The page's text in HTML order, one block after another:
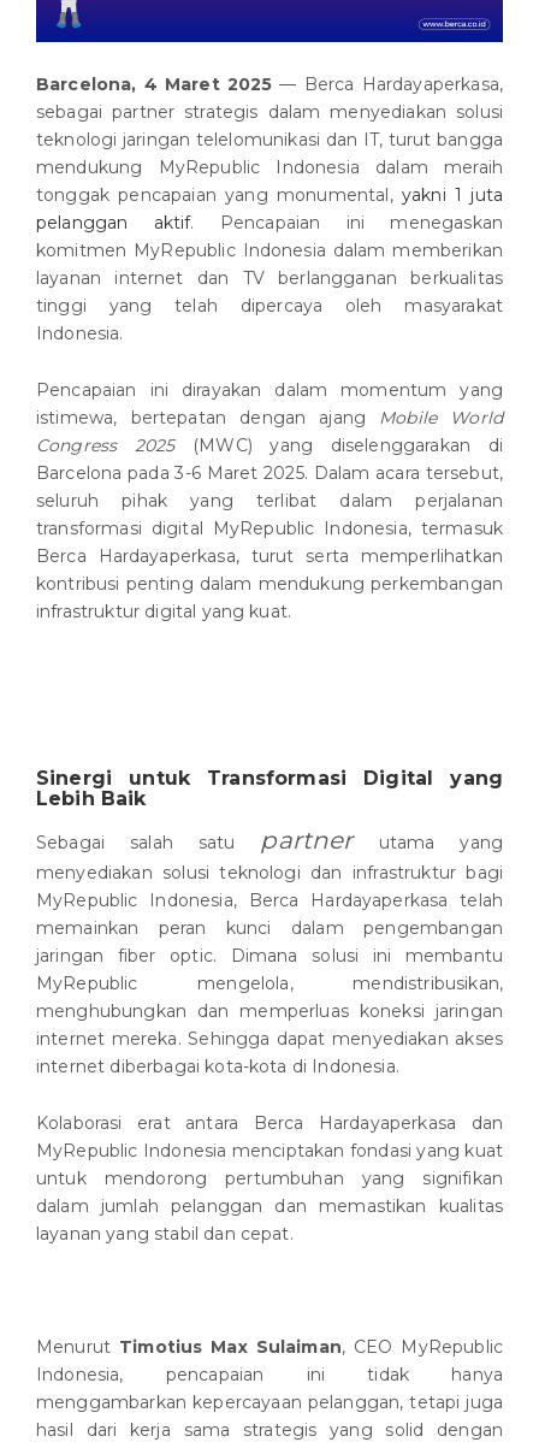
Barcelona, 4 Maret 2025 — Berca Hardayaperkasa,
sebagai partner strategis dalam menyediakan solusi
teknologi jaringan telelomunikasi dan IT, turut bangga
mendukung MyRepublic Indonesia dalam meraih
tonggak pencapaian yang monumental, yakni 1 juta
pelanggan aktif. Pencapaian ini menegaskan
komitmen MyRepublic Indonesia dalam memberikan
layanan internet dan TV berlangganan berkualitas
tinggi yang telah dipercaya oleh masyarakat
Indonesia.
Pencapaian ini dirayakan dalam momentum yang
istimewa, bertepatan dengan ajang Mobile World
Congress 2025(MWC) yang diselenggarakan di
Barcelona pada 3-6 Maret 2025. Dalam acara tersebut,
seluruh pihak yang terlibat dalam perjalanan
transformasi digital MyRepublic Indonesia, termasuk
Berca Hardayaperkasa, turut serta memperlihatkan
kontribusi penting dalam mendukung perkembangan
infrastruktur digital yang kuat.
Sinergi untuk Transformasi Digital yang
Lebih Baik
Sebagai salah satu partnerutama yang
menyediakan solusi teknologi dan infrastruktur bagi
MyRepublic Indonesia, Berca Hardayaperkasa telah
memainkan peran kunci dalam pengembangan
jaringan fiber optic. Dimana solusi ini membantu
MyRepublic mengelola, mendistribusikan,
menghubungkan dan memperluas koneksi jaringan
internet mereka. Sehingga dapat menyediakan akses
internet diberbagai kota-kota di Indonesia.
Kolaborasi erat antara Berca Hardayaperkasa dan
MyRepublic Indonesia menciptakan fondasi yang kuat
untuk mendorong pertumbuhan yang signifikan
dalam jumlah pelanggan dan memastikan kualitas
layanan yang stabil dan cepat.
Menurut Timotius Max Sulaiman, CEO MyRepublic
Indonesia, pencapaian ini tidak hanya
menggambarkan kepercayaan pelanggan, tetapi juga
hasil dari kerja sama strategis yang solid dengan